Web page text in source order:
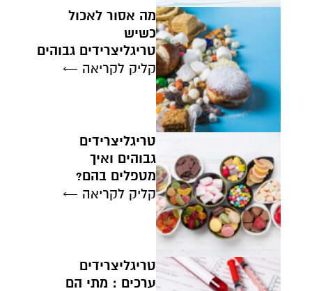
מה אסור לאכול
כשיש
טריגליצרידים גבוהים
קליק לקריאה ←
טריגליצרידים
גבוהים ואיך
מטפלים בהם?
קליק לקריאה ←
טריגליצרידים
ערכים : מתי הם